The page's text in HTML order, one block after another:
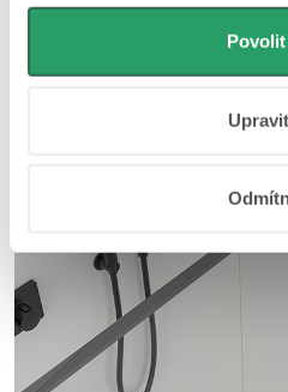
můžeme používat cookies pro
personalizovanou reklamu.
osobní údaje najdete na
Povolit
Upravit